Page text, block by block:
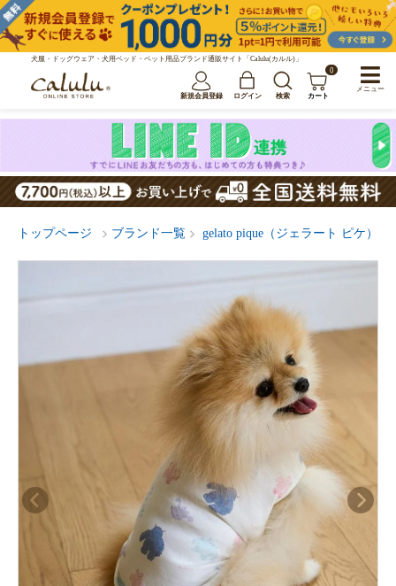
犬服・ドッグウェア・犬用ベッド・ペット用品ブランド通販サイト「Calulu(カルル)」
新規会員登録 ログイン 検索
0
カート
トップページ ブランド一覧 gelato pique（ジェラート ピケ）
メニュー